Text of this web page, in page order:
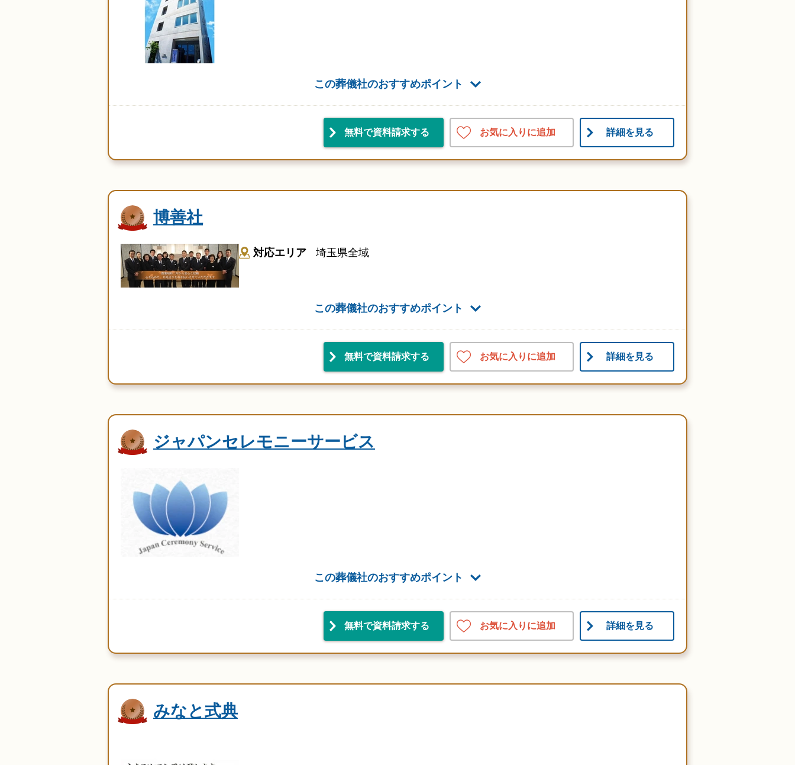
この葬儀社のおすすめポイント
無料で資料請求する お気に入りに追加 詳細を見る
博善社
対応エリア 埼玉県全域
この葬儀社のおすすめポイント
無料で資料請求する お気に入りに追加 詳細を見る
ジャパンセレモニーサービス
この葬儀社のおすすめポイント
無料で資料請求する お気に入りに追加 詳細を見る
みなと式典